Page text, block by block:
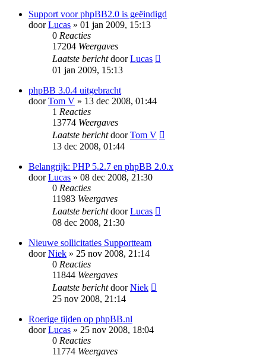
Support voor phpBB2.0 is geëindigd
doorLucas » 01 jan 2009, 15:13
0 Reacties
17204 Weergaves
Laatste berichtdoorLucas
01 jan 2009, 15:13
phpBB 3.0.4 uitgebracht
doorTom V » 13 dec 2008, 01:44
1 Reacties
13774 Weergaves
Laatste berichtdoorTom V
13 dec 2008, 01:44
Belangrijk: PHP 5.2.7 en phpBB 2.0.x
doorLucas » 08 dec 2008, 21:30
0 Reacties
11983 Weergaves
Laatste berichtdoorLucas
08 dec 2008, 21:30
Nieuwe sollicitaties Supportteam
doorNiek » 25 nov 2008, 21:14
0 Reacties
11844 Weergaves
Laatste berichtdoorNiek
25 nov 2008, 21:14
Roerige tijden op phpBB.nl
doorLucas » 25 nov 2008, 18:04
0 Reacties
11774 Weergaves